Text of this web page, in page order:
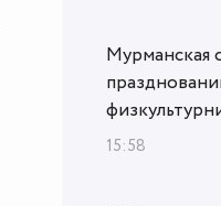
Мурманская
15:58